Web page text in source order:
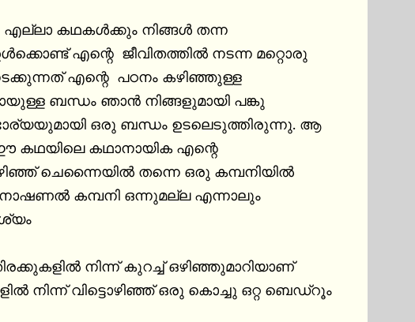
കഥകൾക്കും നിങ്ങൾ തന്ന
എന്റെ  ജീവിതത്തിൽ നടന്ന മറ്റൊരു
എന്റെ  പഠനം കഴിഞ്ഞുള്ള
ബന്ധം ഞാൻ നിങ്ങളുമായി പങ്കു
ഒരു ബന്ധം ഉടലെടുത്തിരുന്നു. ആ
കഥയിലെ കഥാനായിക എന്റെ
ചെന്നൈയിൽ തന്നെ ഒരു കമ്പനിയിൽ
കമ്പനി ഒന്നുമല്ല എന്നാലും
നിന്ന് കുറച്ച് ഒഴിഞ്ഞുമാറിയാണ്
നിന്ന് വിട്ടൊഴിഞ്ഞ് ഒരു കൊച്ചു ഒറ്റ ബെഡ്റൂം